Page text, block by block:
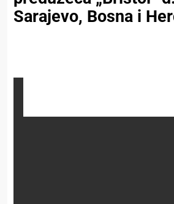
Sarajevo, Bosna i